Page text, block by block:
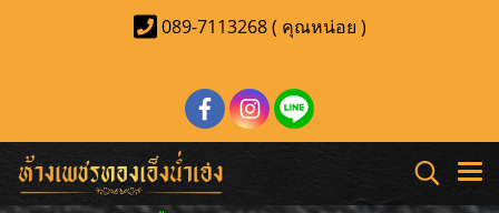
089-7113268 ( คุณหน่อย )